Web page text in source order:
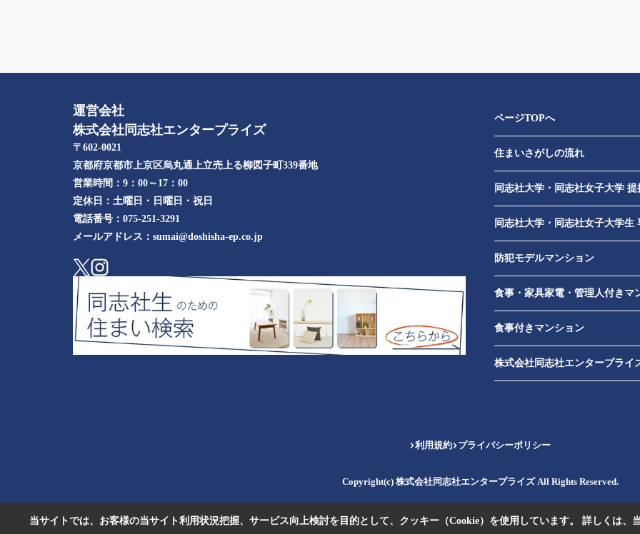
運営会社
株式会社同志社エンタープライズ
〒602-0021
京都府京都市上京区烏丸通上立売上る柳図子町339番地​​
営業時間： 9：00～17：00
定休日： 土曜日・日曜日・祝日
電話番号： 075-251-3291
メールアドレス： sumai@doshisha-ep.co.jp
ページTOPへ
住まいさがしの流れ
同志社大学・同志社女子大学
同志社大学・同志社女子大学生
防犯モデルマンション
食事・家具家電・管理人付きマ
食事付きマンション
株式会社同志社エンタープライ
利用規約 プライバシーポリシー
Copyright(c) 株式会社同志社エンタープライズ All Rights Reserved.
当サイトでは、お客様の当サイト利用状況把握、サービス向上検討を目的として、クッキー（Cookie）を使用しています。 詳しくは、